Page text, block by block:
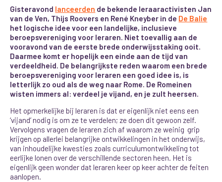
Gisteravond lanceerden de bekende leraaractivisten Jan
van de Ven, Thijs Roovers en René Kneyber in de De Balie
het logische idee voor een landelijke, inclusieve
beroepsvereniging voor leraren. Niet toevallig aan de
vooravond van de eerste brede onderwijsstaking ooit.
Daarmee komt er hopelijk een einde aan de tijd van
verdeeldheid. De belangrijkste reden waarom een brede
beroepsvereniging voor leraren een goed idee is, is
letterlijk zo oud als de weg naar Rome. De Romeinen
wisten immers al: verdeel je vijand, en je zult heersen.
Het opmerkelijke bij leraren is dat er eigenlijk niet eens een
‘vijand’ nodig is om ze te verdelen; ze doen dit gewoon zelf.
Vervolgens vragen de leraren zich af waarom ze weinig grip
krijgen op allerlei belangrijke ontwikkelingen in het onderwijs,
van inhoudelijke kwesties zoals curriculumontwikkeling tot
eerlijke lonen over de verschillende sectoren heen. Het is
eigenlijk geen wonder dat leraren keer op keer achter de feiten
aanlopen.